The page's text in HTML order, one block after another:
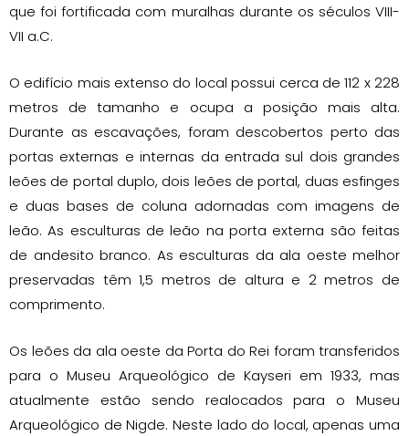
que foi fortificada com muralhas durante os séculos VIII-
VII a.C.
O edifício mais extenso do local possui cerca de 112 x 228
metros de tamanho e ocupa a posição mais alta.
Durante as escavações, foram descobertos perto das
portas externas e internas da entrada sul dois grandes
leões de portal duplo, dois leões de portal, duas esfinges
e duas bases de coluna adornadas com imagens de
leão. As esculturas de leão na porta externa são feitas
de andesito branco. As esculturas da ala oeste melhor
preservadas têm 1,5 metros de altura e 2 metros de
comprimento.
Os leões da ala oeste da Porta do Rei foram transferidos
para o Museu Arqueológico de Kayseri em 1933, mas
atualmente estão sendo realocados para o Museu
Arqueológico de Nigde. Neste lado do local, apenas uma